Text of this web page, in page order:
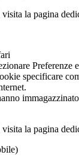
la pagina
Preferenze
specificare
la pagina